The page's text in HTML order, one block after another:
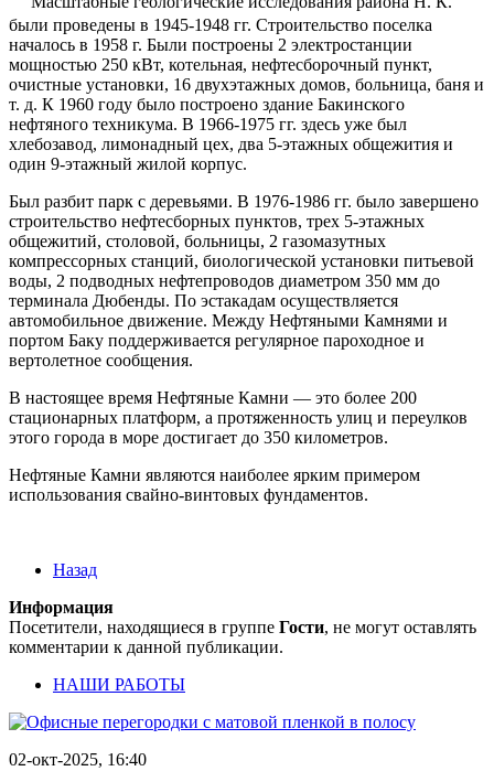
были проведены в 1945-1948 гг. Строительство поселка
началось в 1958 г. Были построены 2 электростанции
мощностью 250 кВт, котельная, нефтесборочный пункт,
очистные установки, 16 двухэтажных домов, больница, баня и
т. д. К 1960 году было построено здание Бакинского
нефтяного техникума. В 1966-1975 гг. здесь уже был
хлебозавод, лимонадный цех, два 5-этажных общежития и
один 9-этажный жилой корпус.
Был разбит парк с деревьями. В 1976-1986 гг. было завершено
строительство нефтесборных пунктов, трех 5-этажных
общежитий, столовой, больницы, 2 газомазутных
компрессорных станций, биологической установки питьевой
воды, 2 подводных нефтепроводов диаметром 350 мм до
терминала Дюбенды. По эстакадам осуществляется
автомобильное движение. Между Нефтяными Камнями и
портом Баку поддерживается регулярное пароходное и
вертолетное сообщения.
В настоящее время Нефтяные Камни — это более 200
стационарных платформ, а протяженность улиц и переулков
этого города в море достигает до 350 километров.
Нефтяные Камни являются наиболее ярким примером
использования свайно-винтовых фундаментов.
Назад
Информация
Посетители, находящиеся в группе Гости, не могут оставлять
комментарии к данной публикации.
НАШИ РАБОТЫ
02-окт-2025, 16:40